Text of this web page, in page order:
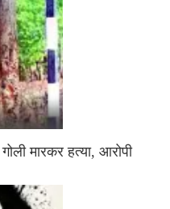
मारकर हत्या, आरोपी